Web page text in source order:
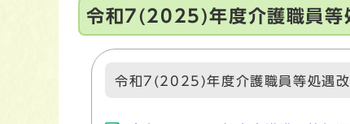
令和7(2025)年度介護職員等
令和7(2025)年度介護職員等処遇改